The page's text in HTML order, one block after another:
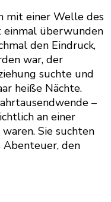
mit einer Welle des
einmal überwunden
den Eindruck,
war, der
suchte und
heiße Nächte.
–
an einer
Sie suchten
Abenteuer, den